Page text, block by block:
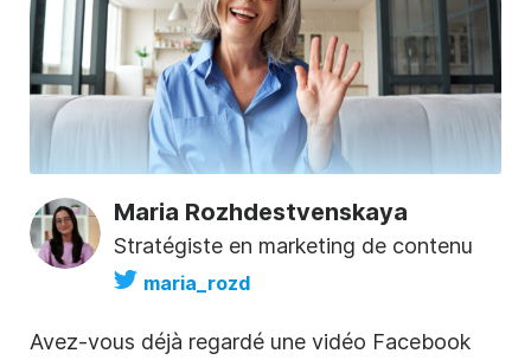
Maria Rozhdestvenskaya
Stratégiste en marketing de contenu
maria_rozd
Avez-vous déjà regardé une vidéo Facebook